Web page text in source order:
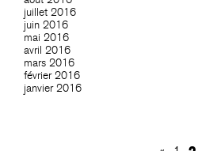
juillet 2016
juin 2016
mai 2016
avril 2016
mars 2016
février 2016
janvier 2016